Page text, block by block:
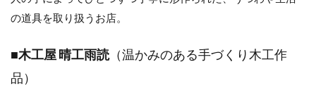
の道具を取り扱うお店。
■木工屋 晴工雨読（温かみのある手づくり木工作
品）